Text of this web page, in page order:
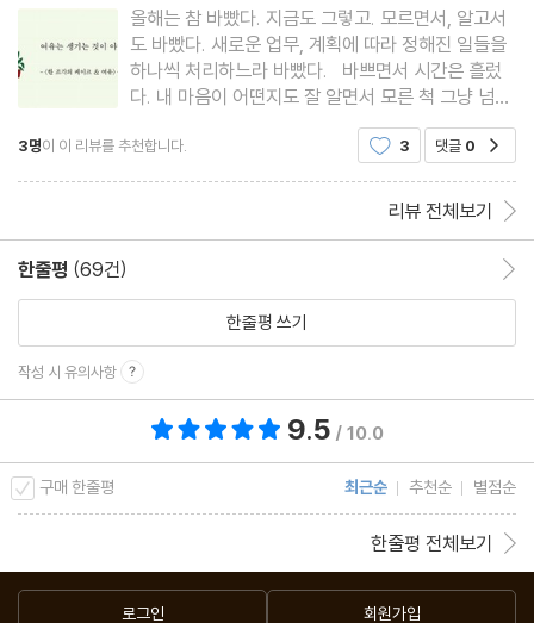
질문 받지 않을 권리
침대 위의 평화주의자
좋은 사람이다, 아니다, 좋은 사람이다, 아니다, 좋은 사람이다
속도 모르고 말하는 그 사람에게_모든 인간은 열린 결말이다
당신이 만난 그 사람은 약국과 편의점의 손님이다_그건 네 잘못 아
내가 마트의 비닐봉지도 아닌데
Step 4. 나비와 벌, 별과 조우하기
좋은 관계는 나의 세계를 한 뼘 더 자라게 한다
바다 위 태양 같은 사람들
올해는 참 바빴다. 지금도 그렇고. 모르면서, 알고서
도 바빴다. 새로운 업무, 계획에 따라 정해진 일들을
하나씩 처리하느라 바빴다. 바쁘면서 시간은 흘렀
다. 내 마음이 어떤지도 잘 알면서 모른 척 그냥 넘어
히 나는 해야 할 일 속에 있다. 나의 탁상 달력은 언제
3명이 이 리뷰를 추천합니다. 3 댓글 0
리뷰 전체보기
한줄평 (69건)
한줄평 쓰기
작성 시 유의사항
9.5 / 10.0
구매 한줄평 최근순 추천순 별점순
한줄평 전체보기
로그인 회원가입